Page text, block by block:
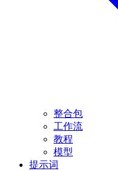
整合包
工作流
教程
模型
提示词